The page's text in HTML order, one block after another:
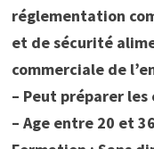
réglementation
et de sécurité
commerciale de
– Peut préparer
– Age entre 20 et